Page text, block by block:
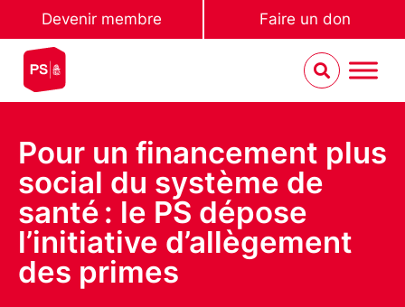
Devenir membre Faire un don
Pour un financement plus
social du système de
santé : le PS dépose
l’initiative d’allègement
des primes